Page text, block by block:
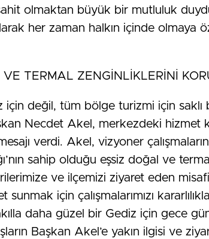
olmaktan büyük bir mutluluk
her zaman halkın içinde olmaya
VE TERMAL ZENGİNLİKLERİNİ
için değil, tüm bölge turizmi için saklı
Necdet Akel, merkezdeki hizmet
verdi. Akel, vizyoner
sahip olduğu eşsiz doğal ve
ve ilçemizi ziyaret eden
için çalışmalarımızı
daha güzel bir Gediz için gece
Başkan Akel’e yakın ilgisi ve